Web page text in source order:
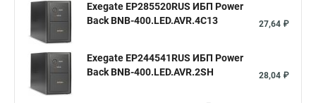
Exegate EP285520RUS ИБП Power
Back BNB-400.LED.AVR.4C13
27,64 ₽
Exegate EP244541RUS ИБП Power
Back BNB-400.LED.AVR.2SH
28,04 ₽